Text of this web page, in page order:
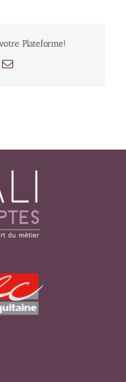
Plateforme!
Email